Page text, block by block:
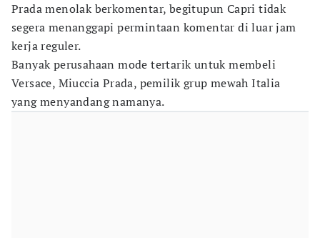
Prada menolak berkomentar, begitupun Capri tidak
segera menanggapi permintaan komentar di luar jam
kerja reguler.
Banyak perusahaan mode tertarik untuk membeli
Versace, Miuccia Prada, pemilik grup mewah Italia
yang menyandang namanya.